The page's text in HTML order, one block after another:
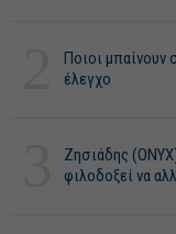
Ποιοι μπαίνουν
έλεγχο
Ζησιάδης
φιλοδοξεί να